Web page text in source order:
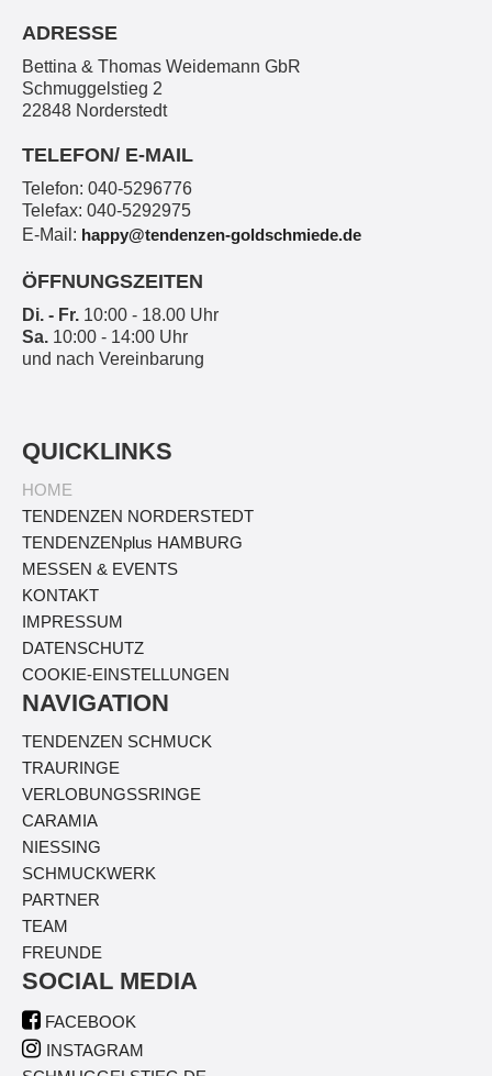
ADRESSE
Bettina & Thomas Weidemann GbR
Schmuggelstieg 2
22848 Norderstedt
TELEFON/ E-MAIL
Telefon: 040-5296776
Telefax: 040-5292975
E-Mail: happy@tendenzen-goldschmiede.de
ÖFFNUNGSZEITEN
Di. - Fr. 10:00 - 18.00 Uhr
Sa. 10:00 - 14:00 Uhr
und nach Vereinbarung
QUICKLINKS
HOME
TENDENZEN NORDERSTEDT
TENDENZENplus HAMBURG
MESSEN & EVENTS
KONTAKT
IMPRESSUM
DATENSCHUTZ
COOKIE-EINSTELLUNGEN
NAVIGATION
TENDENZEN SCHMUCK
TRAURINGE
VERLOBUNGSSRINGE
CARAMIA
NIESSING
SCHMUCKWERK
PARTNER
TEAM
FREUNDE
SOCIAL MEDIA
 FACEBOOK
 INSTAGRAM